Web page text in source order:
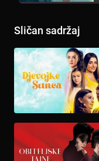
Sličan sadržaj